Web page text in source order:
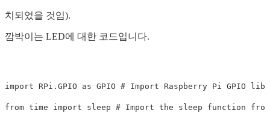
치되었을 것임).
깜박이는 LED에 대한 코드입니다.
import RPi.GPIO as GPIO # Import Raspberry Pi GPIO
from time import sleep # Import the sleep function